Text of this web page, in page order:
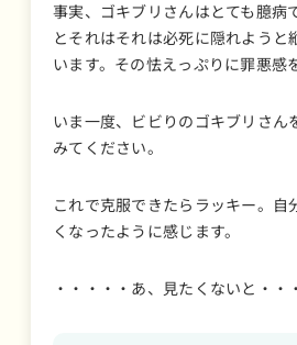
事実、ゴキブリさんはとても臆病
とそれはそれは必死に隠れようと
います。その怯えっぷりに罪悪感
いま一度、ビビりのゴキブリさん
みてください。
これで克服できたらラッキー。自
くなったように感じます。
・・・・・あ、見たくないと・・・